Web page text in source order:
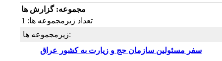
مجموعه: گزارش ها
تعداد زیرمجموعه ها: 1
زیرمجموعه ها:
سفر مسئولین سازمان حج و زیارت به کشور عراق